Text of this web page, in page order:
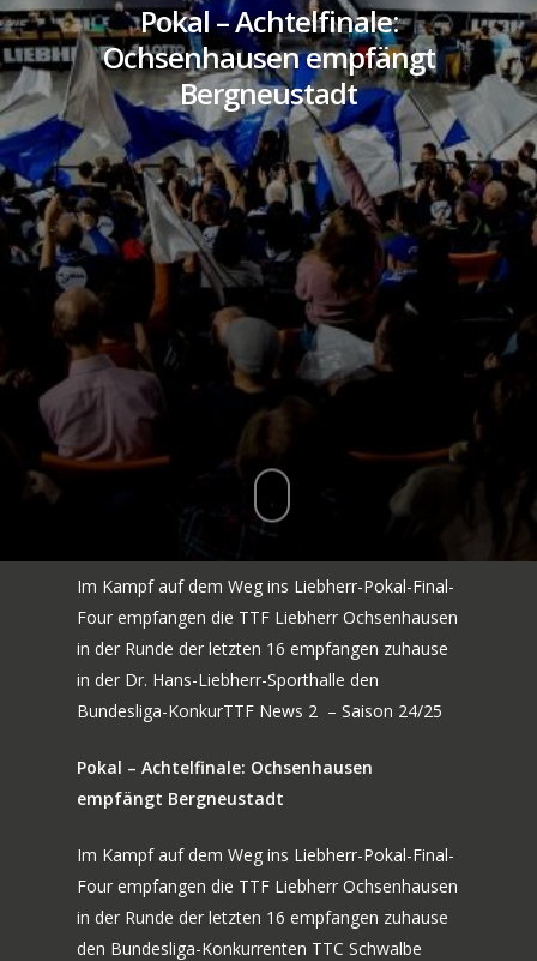
Pokal – Achtelfinale:
Ochsenhausen empfängt
Bergneustadt
Im Kampf auf dem Weg ins Liebherr-Pokal-Final-
Four empfangen die TTF Liebherr Ochsenhausen
in der Runde der letzten 16 empfangen zuhause
in der Dr. Hans-Liebherr-Sporthalle den
Bundesliga-KonkurTTF News 2 – Saison 24/25
Pokal – Achtelfinale: Ochsenhausen
empfängt Bergneustadt
Im Kampf auf dem Weg ins Liebherr-Pokal-Final-
Four empfangen die TTF Liebherr Ochsenhausen
in der Runde der letzten 16 empfangen zuhause
den Bundesliga-Konkurrenten TTC Schwalbe